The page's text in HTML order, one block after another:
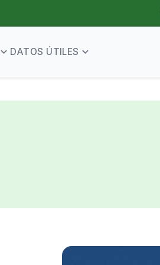
DATOS ÚTILES